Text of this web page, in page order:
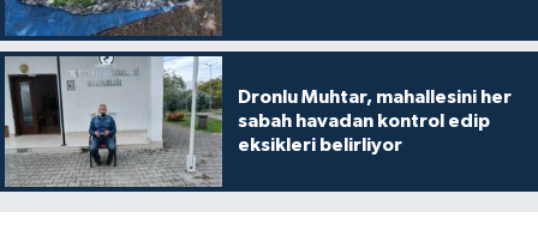
Dronlu Muhtar, mahallesini her
sabah havadan kontrol edip
eksikleri belirliyor